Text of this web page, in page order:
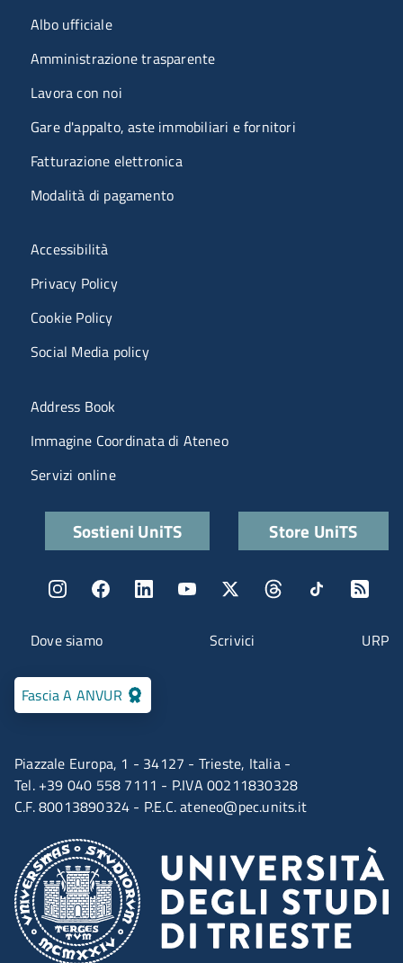
Piazzale Europa, 1 - 34127 - Trieste, Italia -
Tel. +39 040 558 7111 - P.IVA 00211830328
C.F. 80013890324 - P.E.C.ateneo@pec.units.it
Fascia A ANVUR
Menu contatti
Dove siamo Scrivici URP
Menu organizzazione
Albo ufficiale
Amministrazione trasparente
Lavora con noi
Gare d'appalto, aste immobiliari e fornitori
Fatturazione elettronica
Modalità di pagamento
Menù riferimenti
Accessibilità
Privacy Policy
Cookie Policy
Social Media policy
Menu portale
Address Book
Immagine Coordinata di Ateneo
Servizi online
Quick linksSostieni UniTS Store UniTS
Menu social